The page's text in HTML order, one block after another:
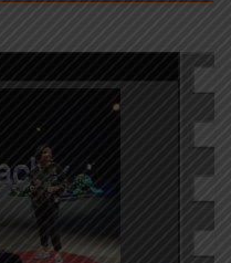
dans nos baskets ! Voilà
Isabelle Goudé-Lavarde
et le spectacle